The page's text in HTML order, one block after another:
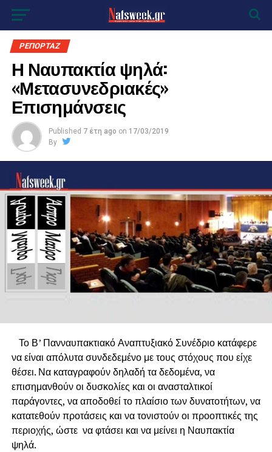
ΡΕΠΟΡΤΑΖ
Η Ναυπακτία ψηλά:
«Μετασυνεδριακές»
Επισημάνσεις
Published 7 έτη ago on 17/03/2019
By
Το Β’ Πανναυπακτιακό Αναπτυξιακό Συνέδριο κατάφερε
να είναι απόλυτα συνδεδεμένο με τους στόχους που είχε
θέσει. Να καταγραφούν δηλαδή τα δεδομένα, να
επισημανθούν οι δυσκολίες και οι ανασταλτικοί
παράγοντες, να αποδοθεί το πλαίσιο των δυνατοτήτων, να
κατατεθούν προτάσεις και να τονιστούν οι προοπτικές της
περιοχής, ώστε να φτάσει και να μείνει η Ναυπακτία
ψηλά.